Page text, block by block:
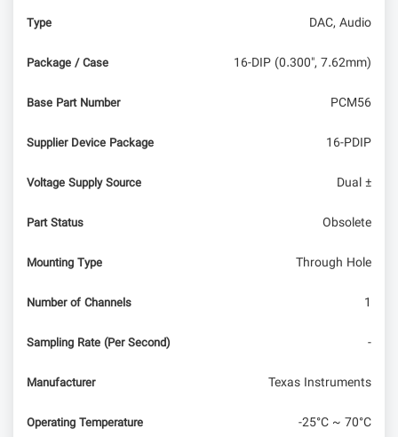
Type DAC, Audio
Package / Case 16-DIP (0.300", 7.62mm)
Base Part Number PCM56
Supplier Device Package 16-PDIP
Voltage Supply Source Dual ±
Part Status Obsolete
Mounting Type Through Hole
Number of Channels 1
Sampling Rate (Per Second) -
Manufacturer Texas Instruments
Operating Temperature -25°C ~ 70°C